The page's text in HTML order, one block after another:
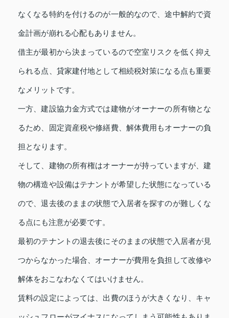
なくなる特約を付けるのが一般的なので、途中解約で資
金計画が崩れる心配もありません。
借主が最初から決まっているので空室リスクを低く抑え
られる点、貸家建付地として相続税対策になる点も重要
なメリットです。
一方、建設協力金方式では建物がオーナーの所有物とな
るため、固定資産税や修繕費、解体費用もオーナーの負
担となります。
そして、建物の所有権はオーナーが持っていますが、建
物の構造や設備はテナントが希望した状態になっている
ので、退去後のままの状態で入居者を探すのが難しくな
る点にも注意が必要です。
最初のテナントの退去後にそのままの状態で入居者が見
つからなかった場合、オーナーが費用を負担して改修や
解体をおこなわなくてはいけません。
賃料の設定によっては、出費のほうが大きくなり、キャ